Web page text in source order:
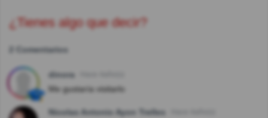
¿Tienes algo que decir?
2 Comentarios
dinora
Me gustaría visitarlo
Nicolas Antonio Ayon Trelles